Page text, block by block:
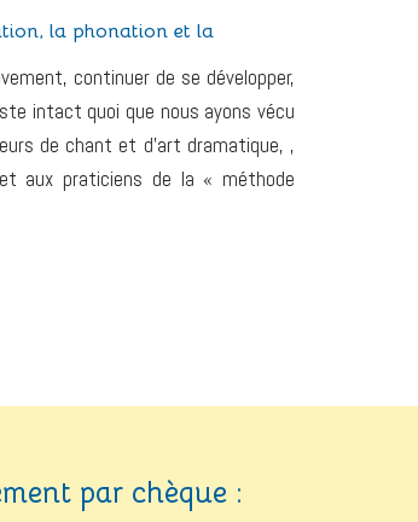
la phonation et la
continuer de se développer,
intact quoi que nous ayons vécu
de chant et d’art dramatique, ,
aux praticiens de la « méthode
par chèque :